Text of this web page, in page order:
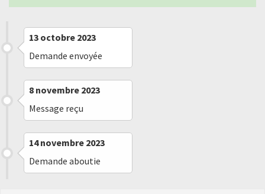
13 octobre 2023
Demande envoyée
8 novembre 2023
Message reçu
14 novembre 2023
Demande aboutie